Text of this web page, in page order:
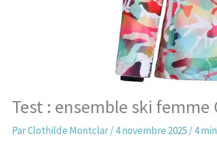
Test : ensemble ski femme
ParClothilde Montclar/4 novembre 2025 /4